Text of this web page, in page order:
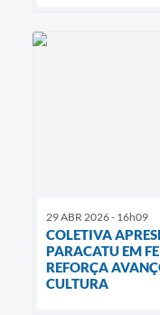
29 ABR 2026 - 16h09
COLETIVA
PARACATU EM
REFORÇA
CULTURA